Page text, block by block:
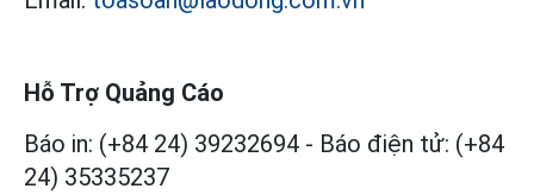
Hỗ Trợ Quảng Cáo
Báo in: (+84 24) 39232694 - Báo điện tử: (+84
24) 35335237